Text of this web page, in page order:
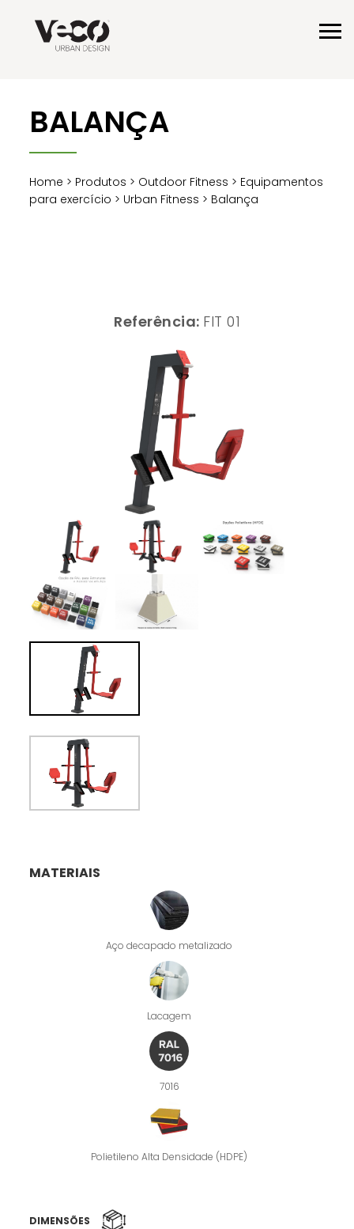
BALANÇA
Home > Produtos > Outdoor Fitness > Equipamentos
para exercício > Urban Fitness > Balança
Referência: FIT 01
MATERIAIS
Aço decapado metalizado
Lacagem
7016
Polietileno Alta Densidade (HDPE)
DIMENSÕES